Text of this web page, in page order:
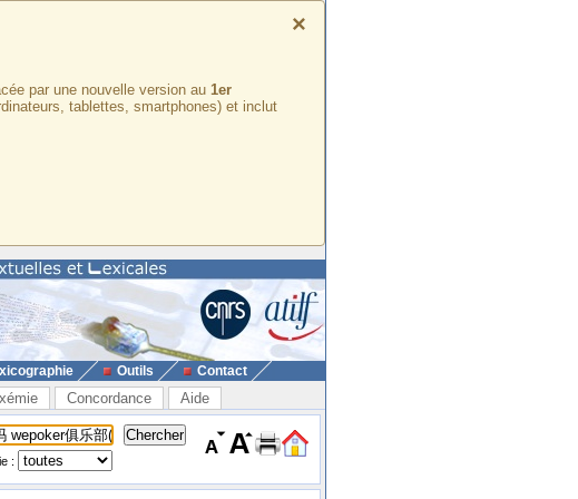
×
par une nouvelle version au 1er
tablettes, smartphones) et inclut
Outils Contact
Concordance Aide
: